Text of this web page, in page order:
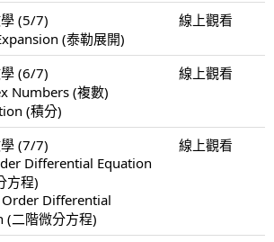
(5/7)
(泰勒展開)
線上觀看
(6/7)
Numbers (複數)
(積分)
線上觀看
(7/7)
Differential Equation
方程)
Order Differential
(二階微分方程)
線上觀看